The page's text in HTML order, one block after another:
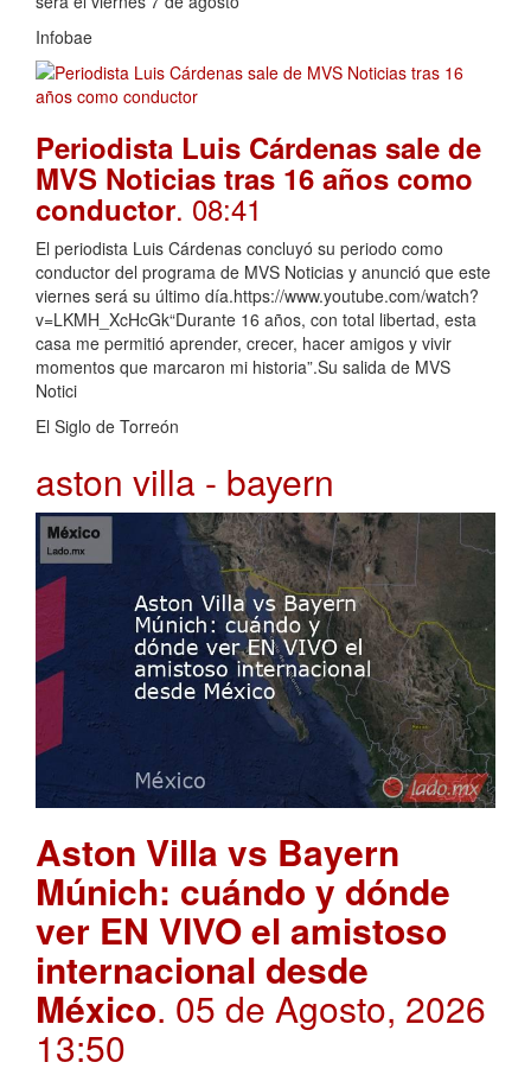
Infobae
Periodista Luis Cárdenas sale de
MVS Noticias tras 16 años como
conductor. 08:41
El periodista Luis Cárdenas concluyó su periodo como
conductor del programa de MVS Noticias y anunció que este
viernes será su último día.https://www.youtube.com/watch?
v=LKMH_XcHcGk“Durante 16 años, con total libertad, esta
casa me permitió aprender, crecer, hacer amigos y vivir
momentos que marcaron mi historia”.Su salida de MVS
Notici
El Siglo de Torreón
aston villa - bayern
Aston Villa vs Bayern
Múnich: cuándo y dónde
ver EN VIVO el amistoso
internacional desde
México. 05 de Agosto, 2026
13:50